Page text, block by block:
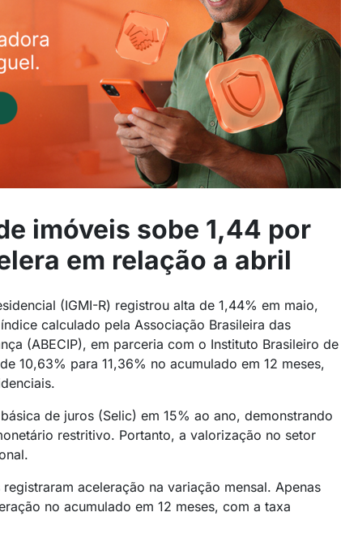
imóveis sobe 1,44 por
em relação a abril
(IGMI-R) registrou alta de 1,44% em maio,
calculado pela Associação Brasileira das
(ABECIP), em parceria com o Instituto Brasileiro de
10,63% para 11,36% no acumulado em 12 meses,
de juros (Selic) em 15% ao ano, demonstrando
restritivo. Portanto, a valorização no setor
aceleração na variação mensal. Apenas
no acumulado em 12 meses, com a taxa